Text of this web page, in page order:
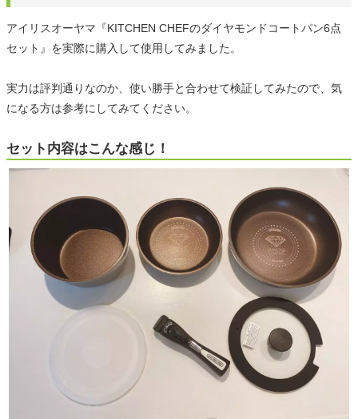
アイリスオーヤマ『KITCHEN CHEFのダイヤモンドコートパン6点
セット』を実際に購入して使用してみました。
実力は評判通りなのか、使い勝手と合わせて検証してみたので、気
になる方は参考にしてみてください。
セット内容はこんな感じ！